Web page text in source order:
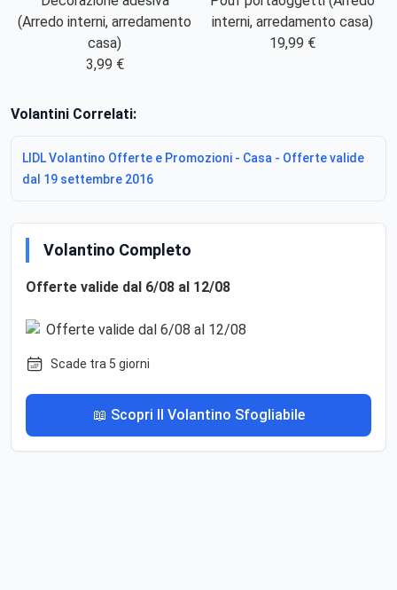
(Arredo interni, arredamento
casa)
3,99 €
interni, arredamento casa)
19,99 €
Volantini Correlati:
LIDL Volantino Offerte e Promozioni - Casa - Offerte valide
dal 19 settembre 2016
Volantino Completo
Offerte valide dal 6/08 al 12/08
Scade tra 5 giorni
📖 Scopri Il Volantino Sfogliabile